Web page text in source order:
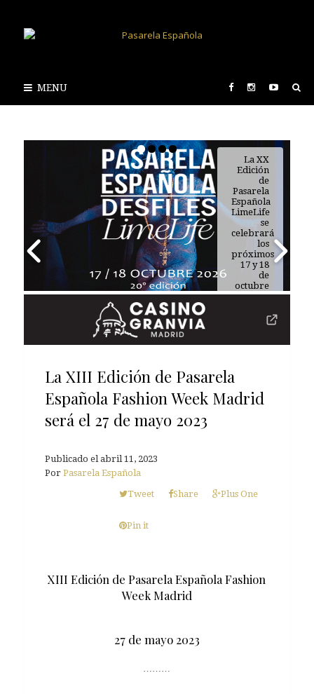
MENU
La XX
Edición
de
Pasarela
Española
LimeLife
se
celebrará
los
próximos
17 y 18
de
octubre
de 2026
La XIII Edición de Pasarela
Española Fashion Week Madrid
será el 27 de mayo 2023
Publicado elabril 11, 2023
Por Pasarela Española
Tweet
Share Plus One
Pin it
XIII Edición de Pasarela Española Fashion
Week Madrid
27 de mayo 2023
………